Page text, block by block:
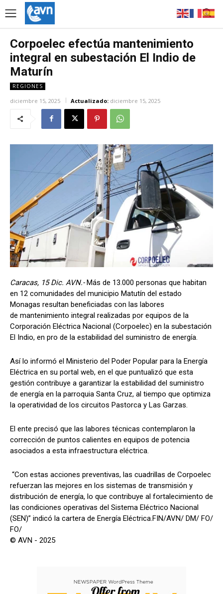
Corpoelec efectúa mantenimiento
integral en subestación El Indio de
Maturín
REGIONES
diciembre 15, 2025 Actualizado: diciembre 15, 2025
Caracas, 15 Dic. AVN.- Más de 13.000 personas que habitan
en 12 comunidades del municipio Matutín del estado
Monagas resultan beneficiadas con las labores
de mantenimiento integral realizadas por equipos de la
Corporación Eléctrica Nacional (Corpoelec) en la subestación
El Indio, en pro de la estabilidad del suministro de energía.
Así lo informó el Ministerio del Poder Popular para la Energía
Eléctrica en su portal web, en el que puntualizó que esta
gestión contribuye a garantizar la estabilidad del suministro
de energía en la parroquia Santa Cruz, al tiempo que optimiza
la operatividad de los circuitos Pastorca y Las Garzas.
El ente precisó que las labores técnicas contemplaron la
corrección de puntos calientes en equipos de potencia
asociados a esta infraestructura eléctrica.
“Con estas acciones preventivas, las cuadrillas de Corpoelec
refuerzan las mejores en los sistemas de transmisión y
distribución de energía, lo que contribuye al fortalecimiento de
las condiciones operativas del Sistema Eléctrico Nacional
(SEN)” indicó la cartera de Energía Eléctrica.FIN/AVN/ DM/ FO/
FO/
© AVN - 2025